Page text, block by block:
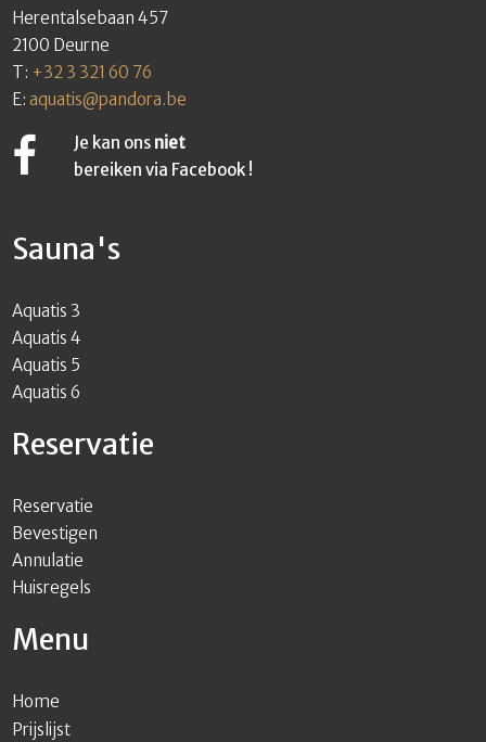
Herentalsebaan 457
2100 Deurne
T: +32 3 321 60 76
E: aquatis@pandora.be
Je kan ons niet
bereiken via Facebook !
Sauna's
Aquatis 3
Aquatis 4
Aquatis 5
Aquatis 6
Reservatie
Reservatie
Bevestigen
Annulatie
Huisregels
Menu
Home
Prijslijst